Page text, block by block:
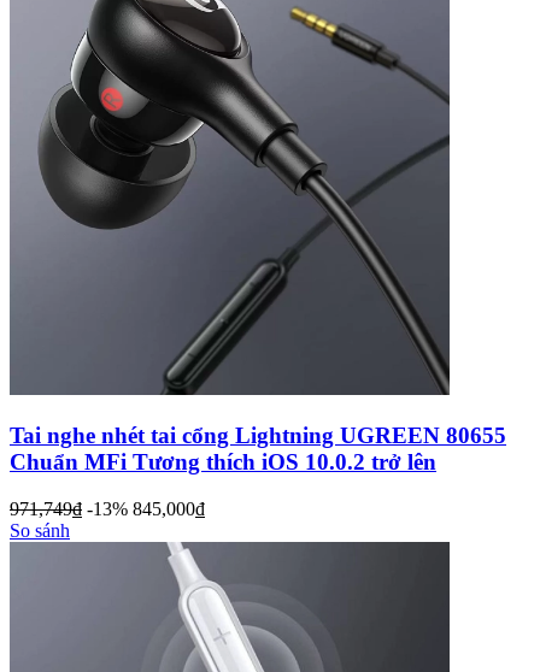
Tai nghe nhét tai cổng Lightning UGREEN 80655
Chuẩn MFi Tương thích iOS 10.0.2 trở lên
971,749đ -13% 845,000đ
So sánh